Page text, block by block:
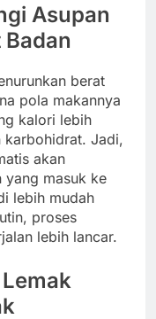
Asupan
berat
pola makannya
kalori lebih
Jadi,
akan
yang masuk ke
lebih mudah
proses
lebih lancar.